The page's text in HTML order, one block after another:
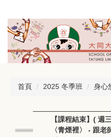
到
主
內
首頁
2025 冬季班 身心
【課程結束】( 週
〈青煙裡〉 - 跟